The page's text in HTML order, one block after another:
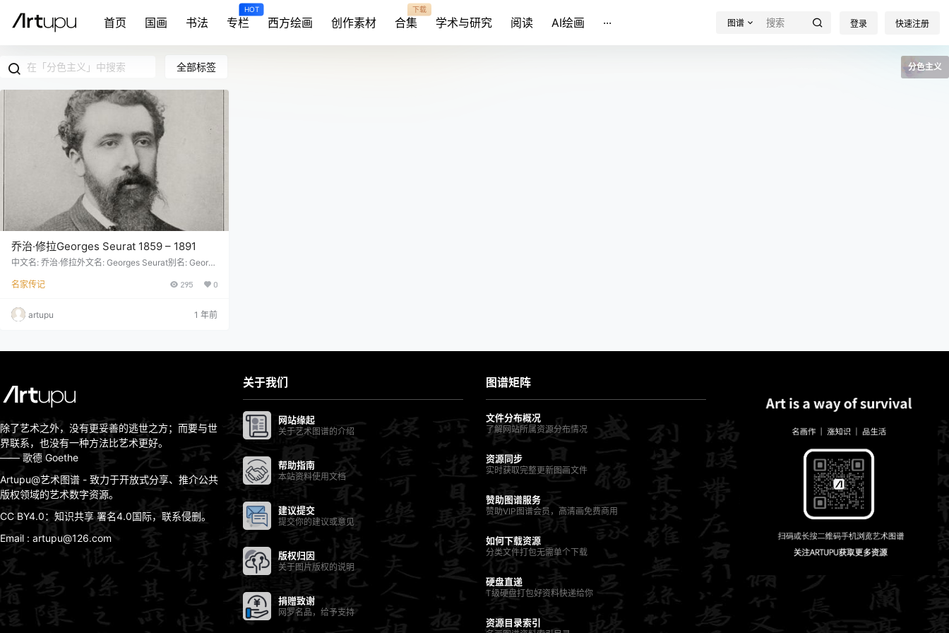
首页 国画 书法 专栏
HOT
西方绘画 创作素材 合集
下载
学术与研究 阅读 AI绘画 ··· 图谱 登录 快速注册
全部标签 分色主义
乔治·修拉Georges Seurat 1859 – 1891
中文名: 乔治·修拉外文名: Georges Seurat别名: Georg
尔·修拉国籍: 法国出生地: 巴黎出生日期: 1859逝世地:
“点彩”技法绘画；与象征主义关联； 画的大部分是风景
艺术流派: 新印象主义;后印象主义;斑点派;分色主义艺术
名家传记 295 0
artupu 1 年前
除了艺术之外，没有更妥善的逃世之方；而要与世
界联系，也没有一种方法比艺术更好。
—— 歌德 Goethe
Artupu@艺术图谱 - 致力于开放式分享、推介公共
版权领域的艺术数字资源。
CC BY4.0：知识共享 署名4.0国际，联系侵删。
Email : artupu@126.com
关于我们
网站缘起
关于艺术图谱的介绍
帮助指南
本站资料使用文档
建议提交
提交你的建议或意见
版权归因
关于图片版权的说明
捐赠致谢
网罗名品，给予支持
图谱矩阵
文件分布概况
了解网站所属资源分布情况
资源同步
实时获取完整更新图画文件
赞助图谱服务
赞助VIP图谱会员，高清画免费商用
如何下载资源
分类文件打包无需单个下载
硬盘直递
T级硬盘打包好资料快递给你
资源目录索引